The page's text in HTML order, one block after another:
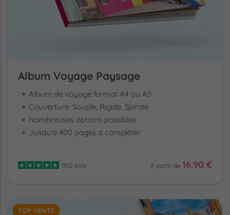
Album Voyage Paysage
Album de voyage format A4 ou A5
Couverture: Souple, Rigide, Spirale
Nombreuses options possibles
Jusqu'à 400 pages à compléter
1102 Avis A partir de 16.90 €
TOP VENTE